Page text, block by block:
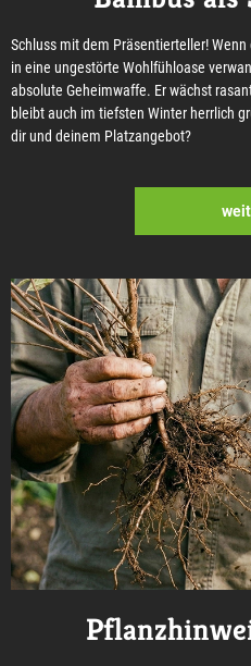
Schluss mit dem Präsentierteller!
in eine ungestörte Wohlfühloase
absolute Geheimwaffe. Er wächst
bleibt auch im tiefsten Winter herrlich
dir und deinem Platzangebot?